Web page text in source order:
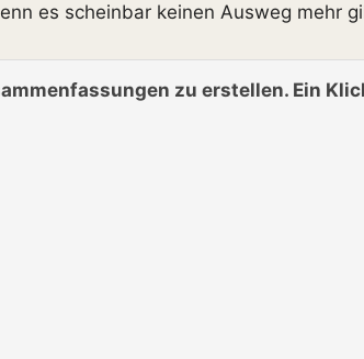
es scheinbar keinen Ausweg mehr
zu erstellen. Ein